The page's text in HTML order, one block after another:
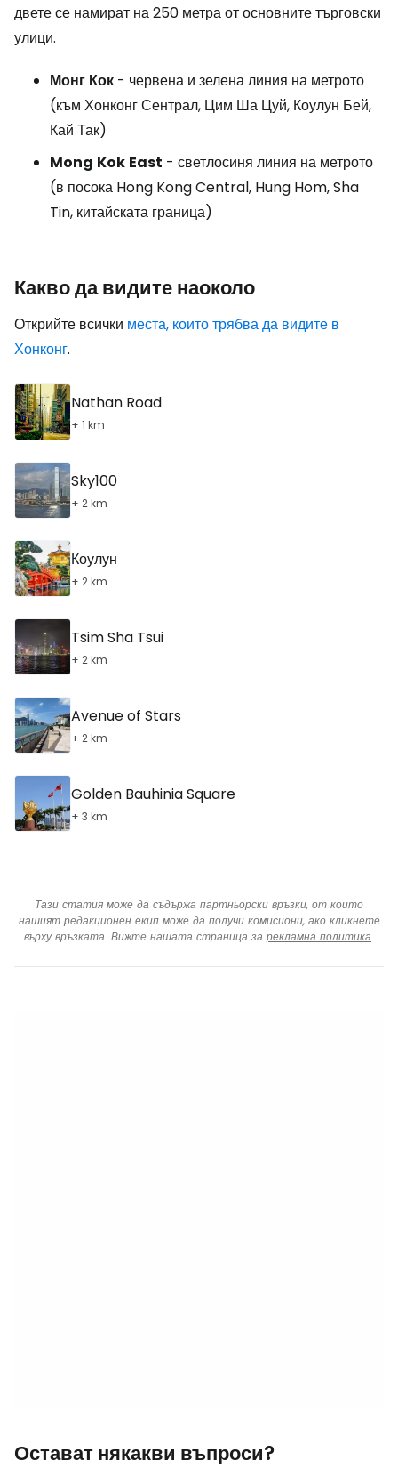
двете се намират на 250 метра от основните търговски
улици.
Монг Кок - червена и зелена линия на метрото
(към Хонконг Сентрал, Цим Ша Цуй, Коулун Бей,
Кай Так)
Mong Kok East - светлосиня линия на метрото
(в посока Hong Kong Central, Hung Hom, Sha
Tin, китайската граница)
Какво да видите наоколо
Открийте всички места, които трябва да видите в
Хонконг.
Nathan Road
+ 1 km
Sky100
+ 2 km
Коулун
+ 2 km
Tsim Sha Tsui
+ 2 km
Avenue of Stars
+ 2 km
Golden Bauhinia Square
+ 3 km
Тази статия може да съдържа партньорски връзки, от които
нашият редакционен екип може да получи комисиони, ако кликнете
върху връзката. Вижте нашата страница за рекламна политика.
Остават някакви въпроси?